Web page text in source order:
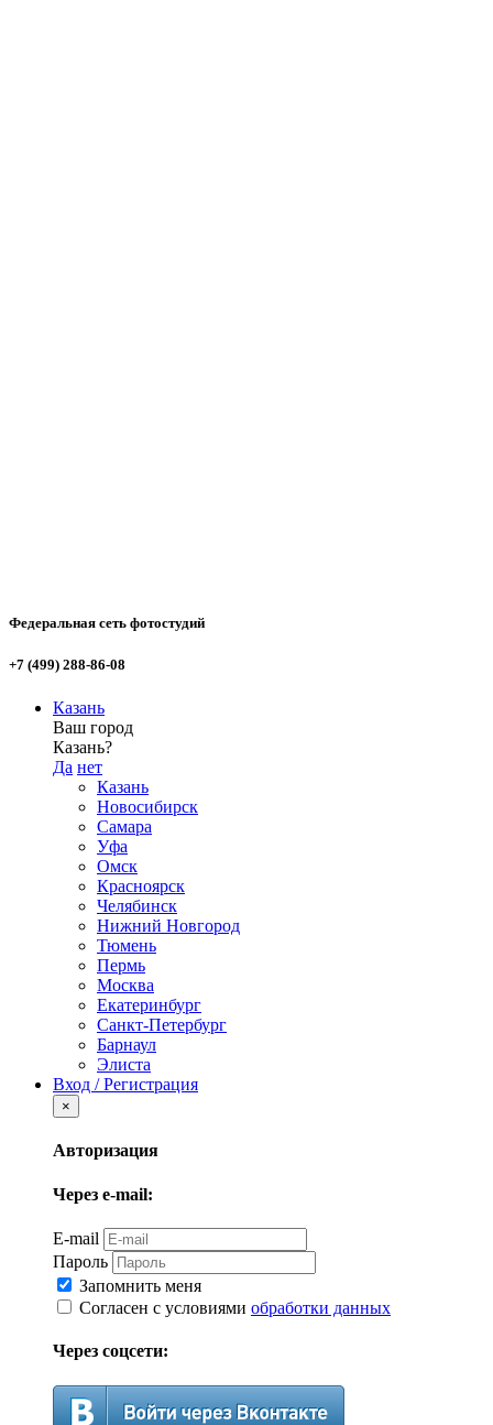
Федеральная сеть фотостудий
+7 (499) 288-86-08
Казань
Ваш город
Казань?
Да нет
Казань
Новосибирск
Самара
Уфа
Омск
Красноярск
Челябинск
Нижний Новгород
Тюмень
Пермь
Москва
Екатеринбург
Санкт-Петербург
Барнаул
Элиста
Вход / Регистрация
×
Авторизация
Через e-mail:
E-mail
Пароль
Запомнить меня
Согласен с условиями обработки данных
Через соцсети: